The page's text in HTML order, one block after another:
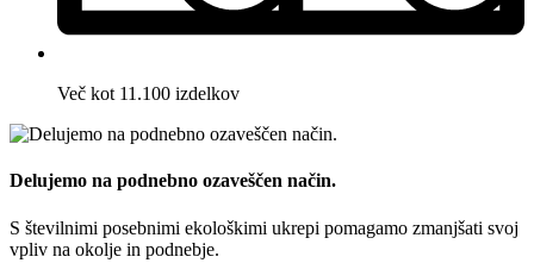
Več kot 11.100 izdelkov
Delujemo na podnebno ozaveščen način.
S številnimi posebnimi ekološkimi ukrepi pomagamo zmanjšati svoj
vpliv na okolje in podnebje.